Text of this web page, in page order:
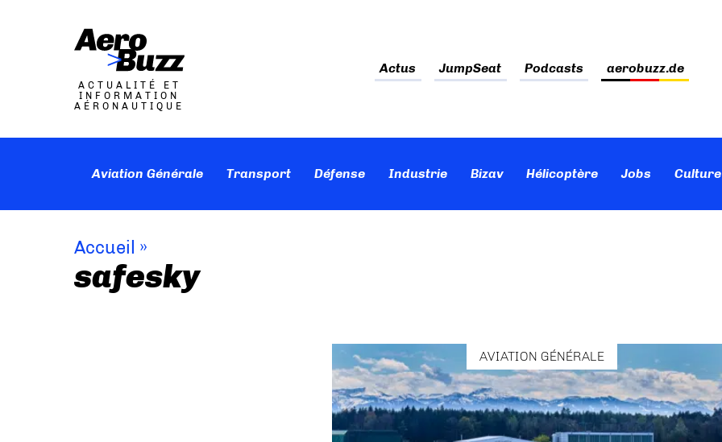
ACTUALITÉ ET
INFORMATION
AÉRONAUTIQUE
Actus JumpSeat Podcasts aerobuzz.de
Aviation Générale Transport Défense Industrie Bizav Hélicoptère Jobs
Accueil »
safesky
AVIATION GÉNÉRALE